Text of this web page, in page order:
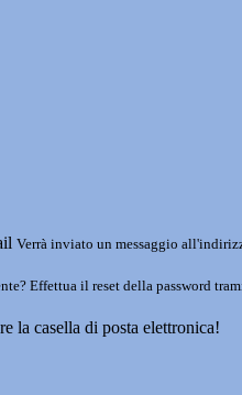
Verrà inviato un messaggio
Effettua il reset della password
la casella di posta elettronica!